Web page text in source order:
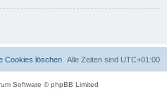
Alle Zeiten sind UTC+01:00
Cookies löschen
Software © phpBB Limited